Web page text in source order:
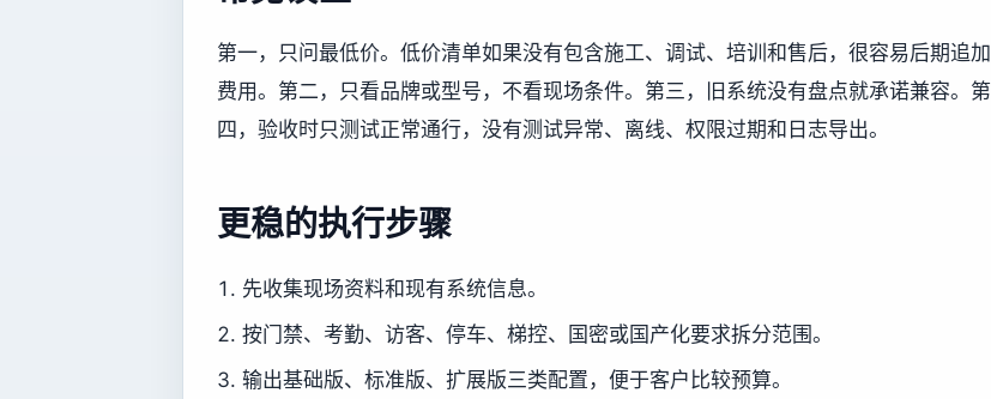
第一，只问最低价。低价清单如果没有包含施工、调试、培训和售后，很容易后期追加
费用。第二，只看品牌或型号，不看现场条件。第三，旧系统没有盘点就承诺兼容。第
四，验收时只测试正常通行，没有测试异常、离线、权限过期和日志导出。
更稳的执行步骤
先收集现场资料和现有系统信息。
按门禁、考勤、访客、停车、梯控、国密或国产化要求拆分范围。
输出基础版、标准版、扩展版三类配置，便于客户比较预算。